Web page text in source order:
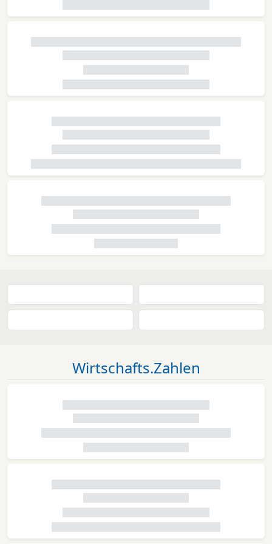
Wirtschafts.Zahlen